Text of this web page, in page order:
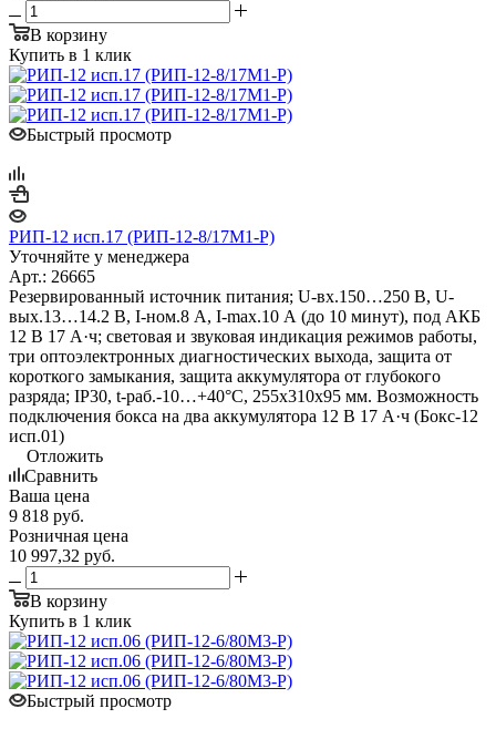
В корзину
Купить в 1 клик
Быстрый просмотр
РИП-12 исп.17 (РИП-12-8/17М1-Р)
Уточняйте у менеджера
Арт.: 26665
Резервированный источник питания; U-вх.150…250 В, U-
вых.13…14.2 В, I-ном.8 А, I-max.10 А (до 10 минут), под АКБ
12 В 17 А·ч; световая и звуковая индикация режимов работы,
три оптоэлектронных диагностических выхода, защита от
короткого замыкания, защита аккумулятора от глубокого
разряда; IP30, t-раб.-10…+40°С, 255х310х95 мм. Возможность
подключения бокса на два аккумулятора 12 В 17 А·ч (Бокс-12
исп.01)
Отложить
Сравнить
Ваша цена
9 818 руб.
Розничная цена
10 997,32 руб.
В корзину
Купить в 1 клик
Быстрый просмотр